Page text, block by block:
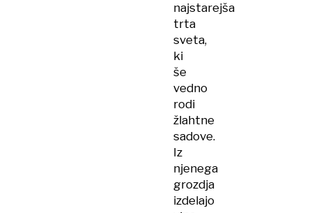
najstarejša
trta
sveta,
ki
še
vedno
rodi
žlahtne
sadove.
Iz
njenega
grozdja
izdelajo